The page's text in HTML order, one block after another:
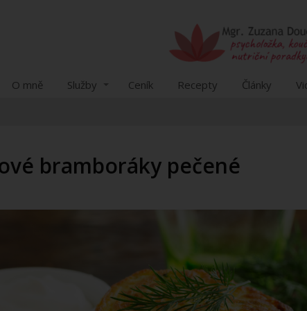
O mně Služby Ceník Recepty Články
bramboráky pečené